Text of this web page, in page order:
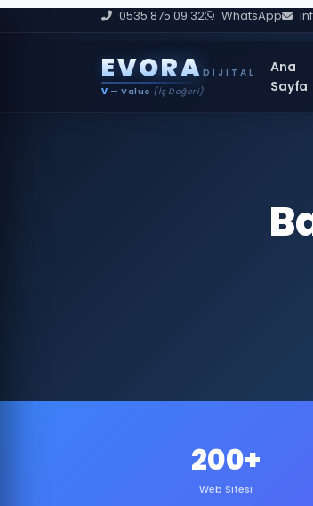
0535 875 09 32 WhatsApp
EVORA
V— Value(İş Değeri)
Ana
Sayfa
200+
Web Sitesi